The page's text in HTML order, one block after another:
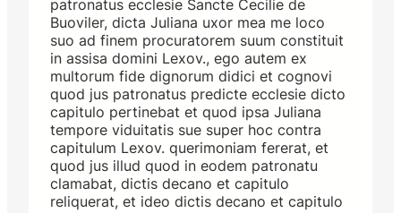
patronatus ecclesie Sancte Cecilie de
Buoviler, dicta Juliana uxor mea me loco
suo ad finem procuratorem suum constituit
in assisa domini Lexov., ego autem ex
multorum fide dignorum didici et cognovi
quod jus patronatus predicte ecclesie dicto
capitulo pertinebat et quod ipsa Juliana
tempore viduitatis sue super hoc contra
capitulum Lexov. querimoniam fererat, et
quod jus illud quod in eodem patronatu
clamabat, dictis decano et capitulo
reliquerat, et ideo dictis decano et capitulo